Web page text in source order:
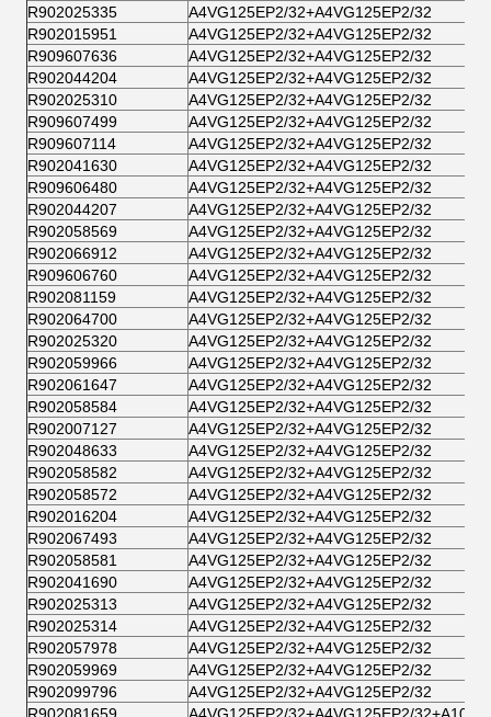
R902025335
A4VG125EP2/32+A4VG125EP2/32
R902015951
A4VG125EP2/32+A4VG125EP2/32
R909607636
A4VG125EP2/32+A4VG125EP2/32
R902044204
A4VG125EP2/32+A4VG125EP2/32
R902025310
A4VG125EP2/32+A4VG125EP2/32
R909607499
A4VG125EP2/32+A4VG125EP2/32
R909607114
A4VG125EP2/32+A4VG125EP2/32
R902041630
A4VG125EP2/32+A4VG125EP2/32
R909606480
A4VG125EP2/32+A4VG125EP2/32
R902044207
A4VG125EP2/32+A4VG125EP2/32
R902058569
A4VG125EP2/32+A4VG125EP2/32
R902066912
A4VG125EP2/32+A4VG125EP2/32
R909606760
A4VG125EP2/32+A4VG125EP2/32
R902081159
A4VG125EP2/32+A4VG125EP2/32
R902064700
A4VG125EP2/32+A4VG125EP2/32
R902025320
A4VG125EP2/32+A4VG125EP2/32
R902059966
A4VG125EP2/32+A4VG125EP2/32
R902061647
A4VG125EP2/32+A4VG125EP2/32
R902058584
A4VG125EP2/32+A4VG125EP2/32
R902007127
A4VG125EP2/32+A4VG125EP2/32
R902048633
A4VG125EP2/32+A4VG125EP2/32
R902058582
A4VG125EP2/32+A4VG125EP2/32
R902058572
A4VG125EP2/32+A4VG125EP2/32
R902016204
A4VG125EP2/32+A4VG125EP2/32
R902067493
A4VG125EP2/32+A4VG125EP2/32
R902058581
A4VG125EP2/32+A4VG125EP2/32
R902041690
A4VG125EP2/32+A4VG125EP2/32
R902025313
A4VG125EP2/32+A4VG125EP2/32
R902025314
A4VG125EP2/32+A4VG125EP2/32
R902057978
A4VG125EP2/32+A4VG125EP2/32
R902059969
A4VG125EP2/32+A4VG125EP2/32
R902099796
A4VG125EP2/32+A4VG125EP2/32
R902081659
A4VG125EP2/32+A4VG125EP2/